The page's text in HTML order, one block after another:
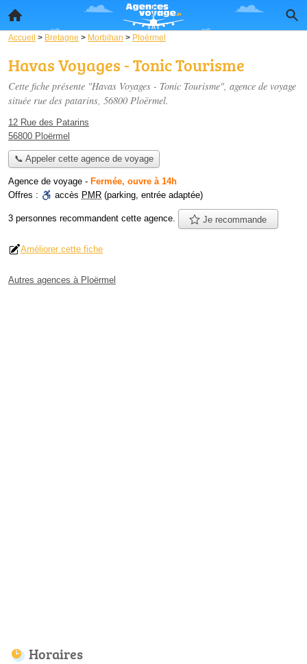
Accueil > Bretagne > Morbihan > Ploërmel
Havas Voyages - Tonic Tourisme
Cette fiche présente "Havas Voyages - Tonic Tourisme", agence de voyage
située rue des patarins, 56800 Ploërmel.
12 Rue des Patarins
56800 Ploërmel
📞 Appeler cette agence de voyage
Agence de voyage - Fermée, ouvre à 14h
Offres :
accès PMR (parking, entrée adaptée)
3 personnes recommandent cette agence. Je recommande
Améliorer cette fiche
Autres agences à Ploërmel
Horaires